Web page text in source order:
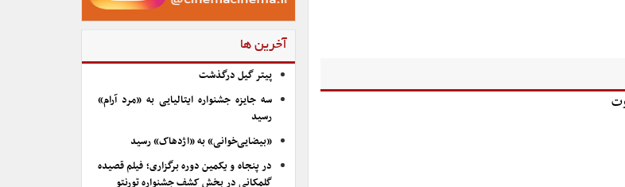
آخرین ها
پیتر گیل درگذشت
سه جایزه جشنواره ایتالیایی به «مرد آرام»
رسید
«بیضایی‌خوانی» به «اژدهاک» رسید
در پنجاه و یکمین دوره برگزاری؛ فیلم قصیده
گلمکانی در بخش کشف جشنواره تورنتو